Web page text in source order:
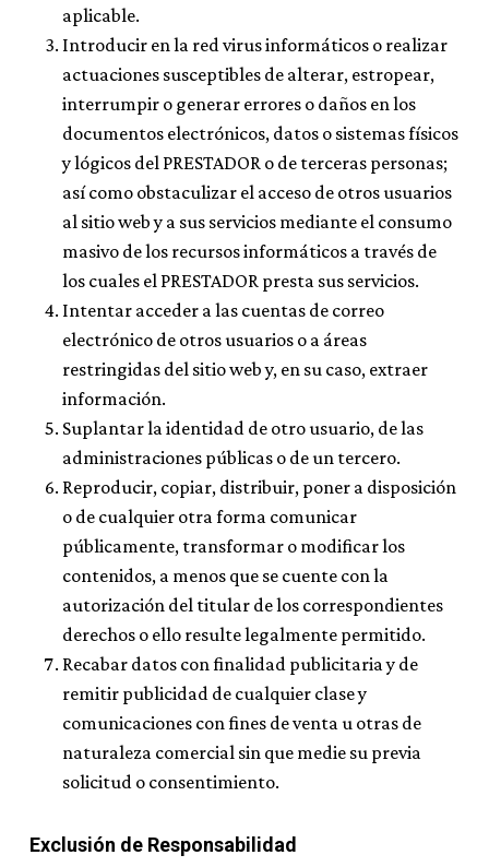
aplicable.
Introducir en la red virus informáticos o realizar
actuaciones susceptibles de alterar, estropear,
interrumpir o generar errores o daños en los
documentos electrónicos, datos o sistemas físicos
y lógicos del PRESTADOR o de terceras personas;
así como obstaculizar el acceso de otros usuarios
al sitio web y a sus servicios mediante el consumo
masivo de los recursos informáticos a través de
los cuales el PRESTADOR presta sus servicios.
Intentar acceder a las cuentas de correo
electrónico de otros usuarios o a áreas
restringidas del sitio web y, en su caso, extraer
información.
Suplantar la identidad de otro usuario, de las
administraciones públicas o de un tercero.
Reproducir, copiar, distribuir, poner a disposición
o de cualquier otra forma comunicar
públicamente, transformar o modificar los
contenidos, a menos que se cuente con la
autorización del titular de los correspondientes
derechos o ello resulte legalmente permitido.
Recabar datos con finalidad publicitaria y de
remitir publicidad de cualquier clase y
comunicaciones con fines de venta u otras de
naturaleza comercial sin que medie su previa
solicitud o consentimiento.
Exclusión de Responsabilidad